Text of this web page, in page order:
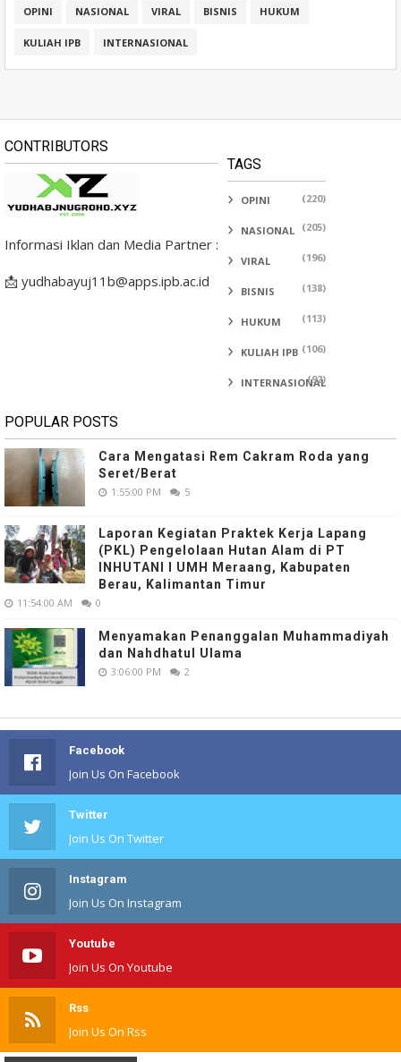
OPINI NASIONAL VIRAL BISNIS HUKUM
KULIAH IPB INTERNASIONAL
CONTRIBUTORS
Informasi Iklan dan Media Partner :
📩 yudhabayuj11b@apps.ipb.ac.id
TAGS
OPINI (220)
NASIONAL (205)
VIRAL (196)
BISNIS (138)
HUKUM (113)
KULIAH IPB (106)
INTERNASIONAL
(92)
POPULAR POSTS
Cara Mengatasi Rem Cakram Roda yang
Seret/Berat
1:55:00 PM 5
Laporan Kegiatan Praktek Kerja Lapang
(PKL) Pengelolaan Hutan Alam di PT
INHUTANI I UMH Meraang, Kabupaten
Berau, Kalimantan Timur
11:54:00 AM 0
Menyamakan Penanggalan Muhammadiyah
dan Nahdhatul Ulama
3:06:00 PM 2
Facebook
Join Us On Facebook
Twitter
Join Us On Twitter
Instagram
Join Us On Instagram
Youtube
Join Us On Youtube
Rss
Join Us On Rss